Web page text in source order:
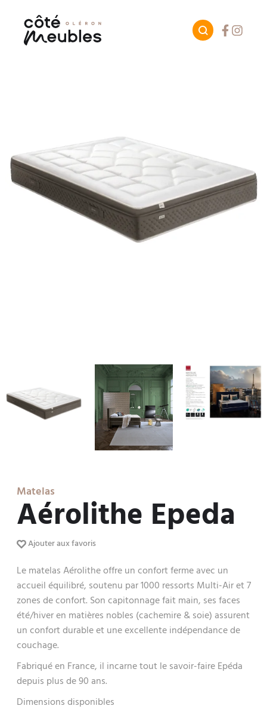
Facebook
Matelas
Aérolithe Epeda
Ajouter aux favoris
Le matelas Aérolithe offre un confort ferme avec un
accueil équilibré, soutenu par 1000 ressorts Multi-Air et 7
zones de confort. Son capitonnage fait main, ses faces
été/hiver en matières nobles (cachemire & soie) assurent
un confort durable et une excellente indépendance de
couchage.
Fabriqué en France, il incarne tout le savoir-faire Epéda
depuis plus de 90 ans.
Dimensions disponibles